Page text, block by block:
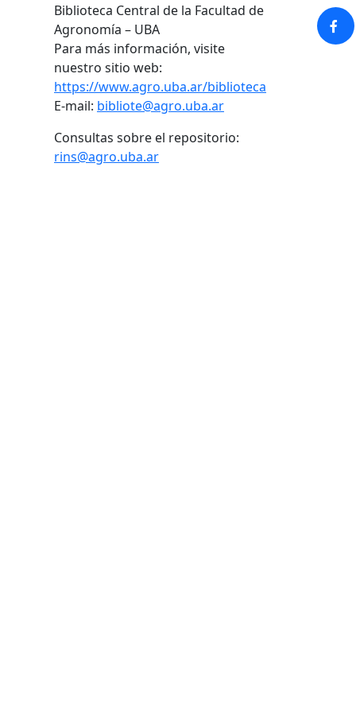
Biblioteca Central de la Facultad de
Agronomía – UBA
Para más información, visite
nuestro sitio web:
https://www.agro.uba.ar/biblioteca
E-mail: bibliote@agro.uba.ar
Consultas sobre el repositorio:
rins@agro.uba.ar